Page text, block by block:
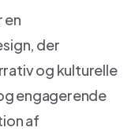
en
der
og kulturelle
engagerende
af